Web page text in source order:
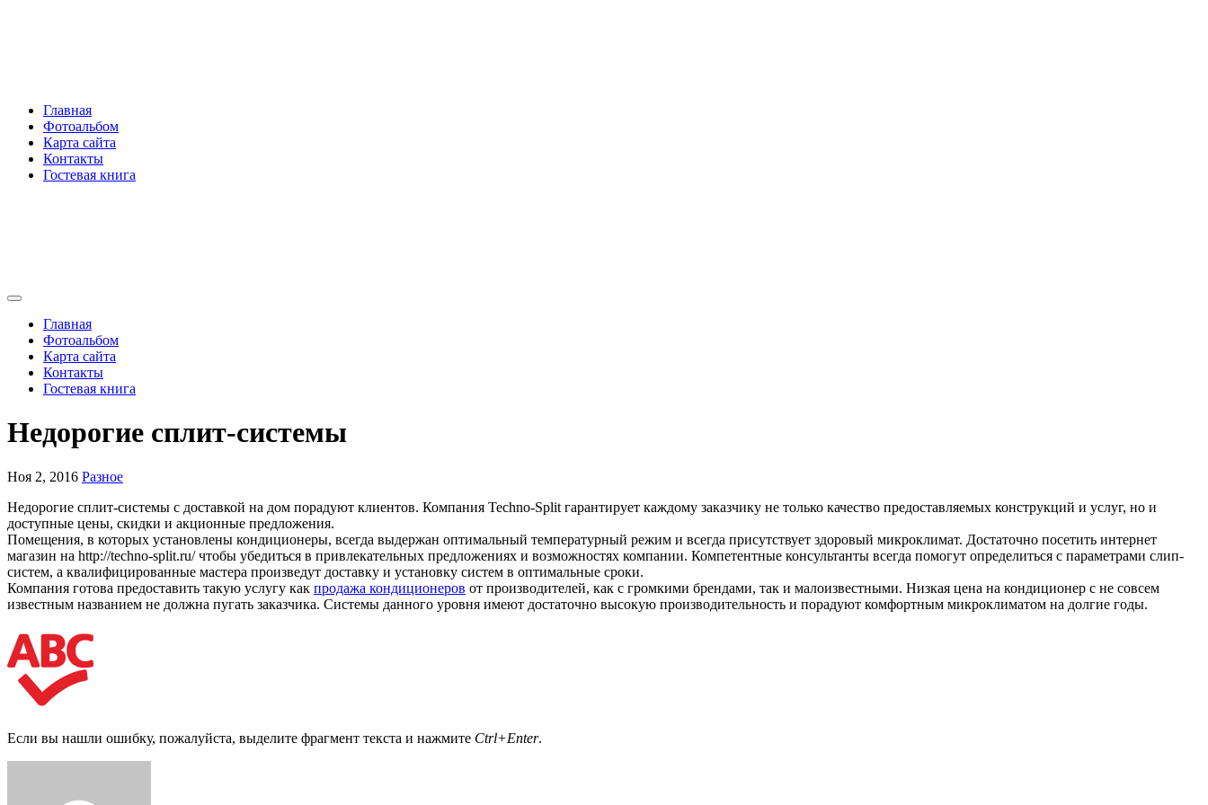
Главная
Фотоальбом
Карта сайта
Контакты
Гостевая книга
Главная
Фотоальбом
Карта сайта
Контакты
Гостевая книга
Недорогие сплит-системы
Ноя 2, 2016 Разное
Недорогие сплит-системы с доставкой на дом порадуют клиентов. Компания Techno-Split гарантирует каждому заказчику не только качество предоставляемых конструкций и услуг, но и
доступные цены, скидки и акционные предложения.
Помещения, в которых установлены кондиционеры, всегда выдержан оптимальный температурный режим и всегда присутствует здоровый микроклимат. Достаточно посетить интернет
магазин на http://techno-split.ru/ чтобы убедиться в привлекательных предложениях и возможностях компании. Компетентные консультанты всегда помогут определиться с параметрами слип-
систем, а квалифицированные мастера произведут доставку и установку систем в оптимальные сроки.
Компания готова предоставить такую услугу как продажа кондиционеров от производителей, как с громкими брендами, так и малоизвестными. Низкая цена на кондиционер с не совсем
известным названием не должна пугать заказчика. Системы данного уровня имеют достаточно высокую производительность и порадуют комфортным микроклиматом на долгие годы.
Если вы нашли ошибку, пожалуйста, выделите фрагмент текста и нажмите Ctrl+Enter.